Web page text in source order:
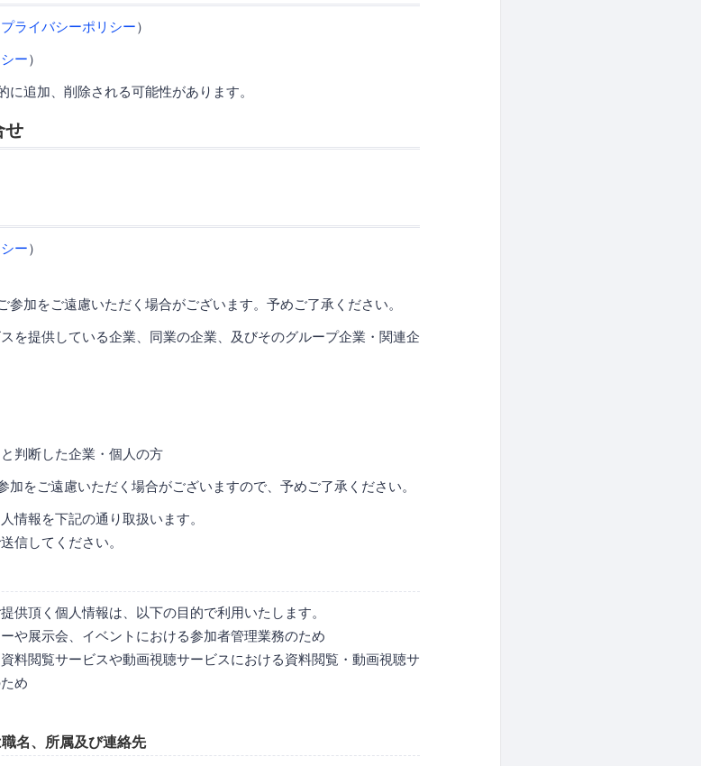
プライバシーポリシー）
ー）
追加、削除される可能性があります。
せ
ー）
加をご遠慮いただく場合がございます。予めご了承ください。
を提供している企業、同業の企業、及びそのグループ企業・関連企
判断した企業・個人の方
をご遠慮いただく場合がございますので、予めご了承ください。
情報を下記の通り取扱います。
信してください。
供頂く個人情報は、以下の目的で利用いたします。
や展示会、イベントにおける参加者管理業務のため
料閲覧サービスや動画視聴サービスにおける資料閲覧・動画視聴サ
め
名、所属及び連絡先